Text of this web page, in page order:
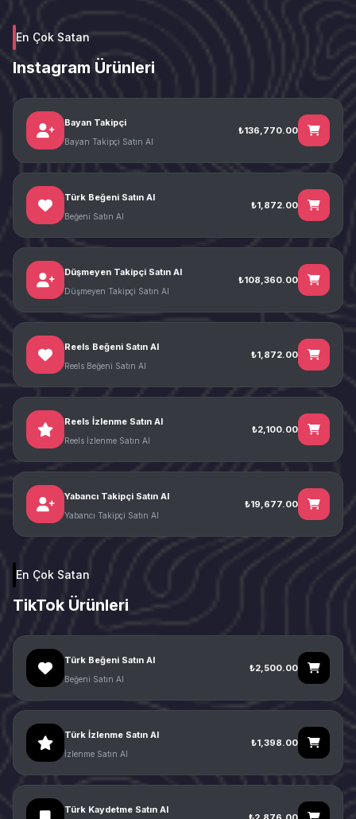
En Çok Satan
Instagram Ürünleri
Bayan Takipçi
Bayan Takipçi Satın Al
₺136,770.00
Türk Beğeni Satın Al
Beğeni Satın Al
₺1,872.00
Düşmeyen Takipçi Satın Al
Düşmeyen Takipçi Satın Al
₺108,360.00
Reels Beğeni Satın Al
Reels Beğeni Satın Al
₺1,872.00
Reels İzlenme Satın Al
Reels İzlenme Satın Al
₺2,100.00
Yabancı Takipçi Satın Al
Yabancı Takipçi Satın Al
₺19,677.00
En Çok Satan
TikTok Ürünleri
Türk Beğeni Satın Al
Beğeni Satın Al
₺2,500.00
Türk İzlenme Satın Al
İzlenme Satın Al
₺1,398.00
Türk Kaydetme Satın Al